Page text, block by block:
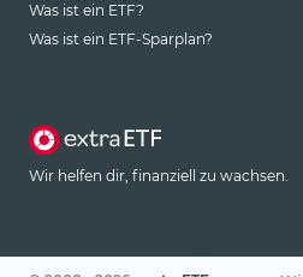
Was ist ein ETF?
Was ist ein ETF-Sparplan?
Wir helfen dir, finanziell zu wachsen.